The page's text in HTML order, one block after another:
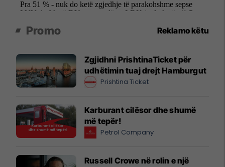
Promo Reklamo këtu
Zgjidhni PrishtinaTicket për
udhëtimin tuaj drejt Hamburgut
Prishtina Ticket
Karburant cilësor dhe shumë
më tepër!
Petrol Company
Russell Crowe në rolin e një